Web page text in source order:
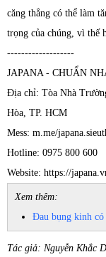
căng thẳng có thể làm
trọng của chúng, vì thế
-------------------
JAPANA - CHUẨN
Địa chỉ: Tòa Nhà
Hòa, TP. HCM
Mess: m.me/
Hotline: 0975 800 600
Website: https://
Xem thêm:
Đau bụng kinh có
Tác giả: Nguyễn Khắc